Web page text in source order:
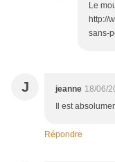
Le
http://
sans-
J jeanne 18/06/
Il est
Répondre